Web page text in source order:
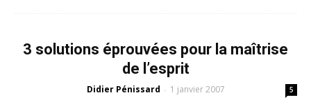
3 solutions éprouvées pour la maîtrise
de l’esprit
Didier Pénissard - 1 janvier 2007 5